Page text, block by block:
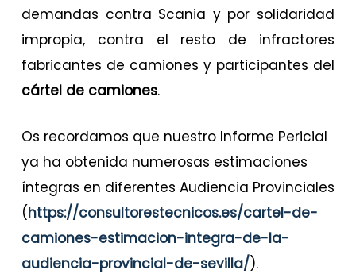
demandas contra Scania y por solidaridad
impropia, contra el resto de infractores
fabricantes de camiones y participantes del
cártel de camiones.
Os recordamos que nuestro Informe Pericial
ya ha obtenida numerosas estimaciones
íntegras en diferentes Audiencia Provinciales
(https://consultorestecnicos.es/cartel-de-
camiones-estimacion-integra-de-la-
audiencia-provincial-de-sevilla/).